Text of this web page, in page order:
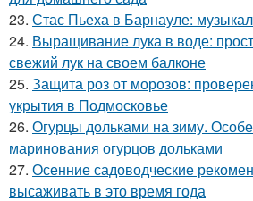
23. Стас Пьеха в Барнауле:
24. Выращивание лука в воде:
свежий лук на своем балконе
25. Защита роз от морозов:
укрытия в Подмосковье
26. Огурцы дольками на зиму.
маринования огурцов дольками
27. Осенние садоводческие
высаживать в это время года